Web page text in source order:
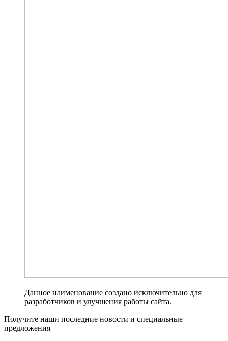
Данное наименование создано исключительно для
разработчиков и улучшения работы сайта.
Получите наши последние новости и специальные
предложения